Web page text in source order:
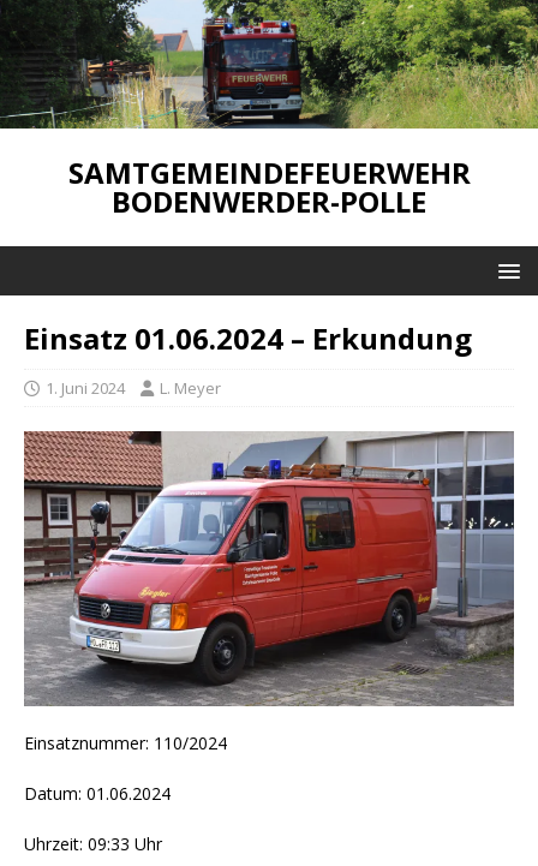
SAMTGEMEINDEFEUERWEHR
BODENWERDER-POLLE
Einsatz 01.06.2024 – Erkundung
1. Juni 2024 L. Meyer
Einsatznummer: 110/2024
Datum: 01.06.2024
Uhrzeit: 09:33 Uhr